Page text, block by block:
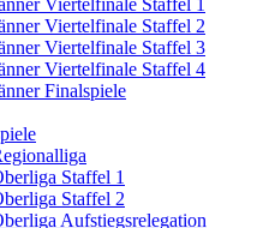
Viertelfinale Staffel 1
Viertelfinale Staffel 2
Viertelfinale Staffel 3
Viertelfinale Staffel 4
Finalspiele
Staffel 1
Staffel 2
Aufstiegsrelegation